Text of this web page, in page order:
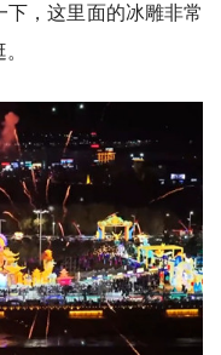
，这里面的冰雕非常